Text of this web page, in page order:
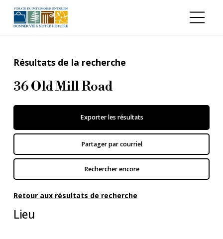
Résultats de la recherche
36 Old Mill Road
Exporter les résultats
Partager par courriel
Rechercher encore
Retour aux résultats de recherche
Lieu